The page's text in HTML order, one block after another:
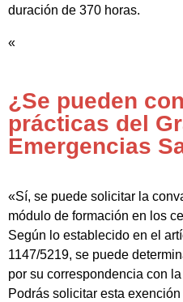
duración de 370 horas.
«
¿Se pueden
prácticas del
Emergencias
«Sí, se puede solicitar la
módulo de formación en los
Según lo establecido en el
1147/5219, se puede
por su correspondencia con
Podrás solicitar esta